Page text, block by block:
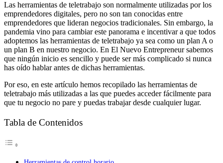
Las herramientas de teletrabajo son normalmente utilizadas por los
emprendedores digitales, pero no son tan conocidas entre
emprendedores que lideran negocios tradicionales. Sin embargo, la
pandemia vino para cambiar este panorama e incentivar a que todos
adoptemos las herramientas de teletrabajo ya sea como un plan A o
un plan B en nuestro negocio. En El Nuevo Entrepreneur sabemos
que ningún inicio es sencillo y puede ser más complicado si nunca
has oído hablar antes de dichas herramientas.
Por eso, en este artículo hemos recopilado las herramientas de
teletrabajo más utilizadas a las que puedes acceder fácilmente para
que tu negocio no pare y puedas trabajar desde cualquier lugar.
Tabla de Contenidos